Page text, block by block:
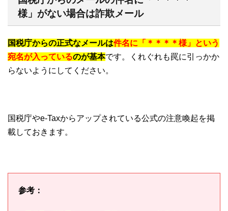
様」がない場合は詐欺メール
国税庁からの正式なメールは件名に「＊＊＊＊様」という
宛名が入っているのが基本です。くれぐれも罠に引っかか
らないようにしてください。
国税庁やe-Taxからアップされている公式の注意喚起を掲
載しておきます。
参考：